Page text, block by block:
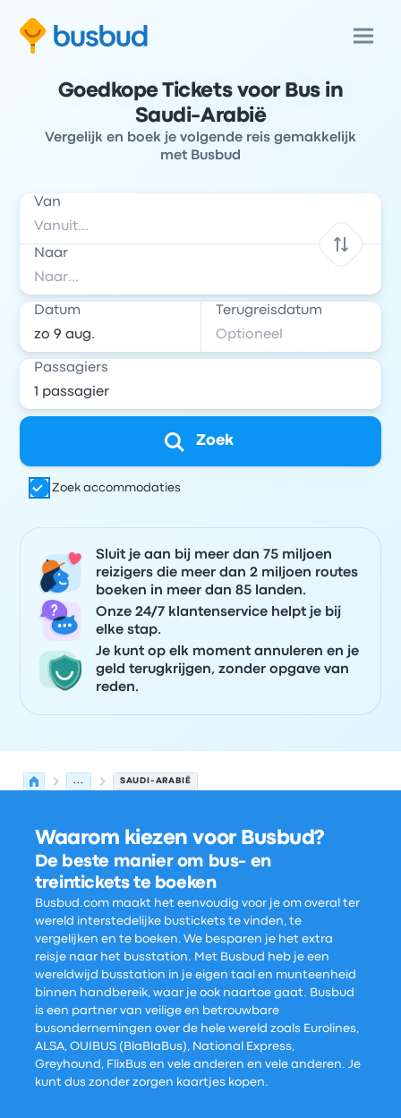
Goedkope Tickets voor Bus in
Saudi-Arabië
Vergelijk en boek je volgende reis gemakkelijk
met Busbud
Van
Naar
Datum Terugreisdatum
Passagiers
Zoek
Zoek accommodaties
Sluit je aan bij meer dan 75 miljoen
reizigers die meer dan 2 miljoen routes
boeken in meer dan 85 landen.
Onze 24/7 klantenservice helpt je bij
elke stap.
Je kunt op elk moment annuleren en je
geld terugkrijgen, zonder opgave van
reden.
... SAUDI-ARABIË
Waarom kiezen voor Busbud?
De beste manier om bus- en
treintickets te boeken
Busbud.com maakt het eenvoudig voor je om overal ter
wereld interstedelijke bustickets te vinden, te
vergelijken en te boeken. We besparen je het extra
reisje naar het busstation. Met Busbud heb je een
wereldwijd busstation in je eigen taal en munteenheid
binnen handbereik, waar je ook naartoe gaat. Busbud
is een partner van veilige en betrouwbare
busondernemingen over de hele wereld zoals Eurolines,
ALSA, OUIBUS (BlaBlaBus), National Express,
Greyhound, FlixBus en vele anderen en vele anderen. Je
kunt dus zonder zorgen kaartjes kopen.